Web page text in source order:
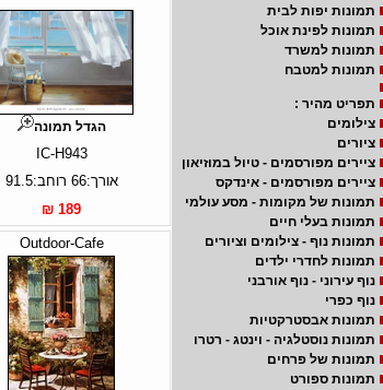
תמונות יפות לבית
תמונות לפינת אוכל
תמונות למשרד
תמונות למטבח
תפריט מהיר :
צילומים
ציורים
ציירים מפורסמים - טיול במוזיאון
ציירים מפורסמים - אינדקס
תמונות של מקומות - מסע עולמי
תמונות בעלי חיים
תמונות נוף - צילומים וציורים
תמונות לחדרי ילדים
נוף עירוני - נוף אורבני
נוף כפרי
תמונות אבסטרקטיות
תמונות נוסטלגיה - וינטג - רטרו
תמונות של פרחים
תמונות ספורט
הגדל תמונה
IC-H943
אורך:66 רוחב:91.5
189 ₪
Outdoor-Cafe